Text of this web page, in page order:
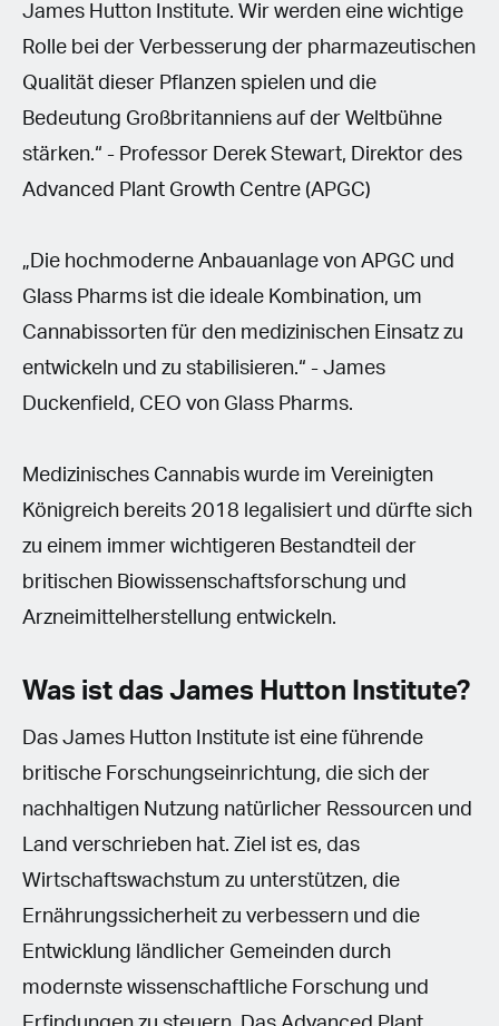
James Hutton Institute. Wir werden eine wichtige
Rolle bei der Verbesserung der pharmazeutischen
Qualität dieser Pflanzen spielen und die
Bedeutung Großbritanniens auf der Weltbühne
stärken.“ - Professor Derek Stewart, Direktor des
Advanced Plant Growth Centre (APGC)
„Die hochmoderne Anbauanlage von APGC und
Glass Pharms ist die ideale Kombination, um
Cannabissorten für den medizinischen Einsatz zu
entwickeln und zu stabilisieren.“ - James
Duckenfield, CEO von Glass Pharms.
Medizinisches Cannabis wurde im Vereinigten
Königreich bereits 2018 legalisiert und dürfte sich
zu einem immer wichtigeren Bestandteil der
britischen Biowissenschaftsforschung und
Arzneimittelherstellung entwickeln.
Was ist das James Hutton Institute?
Das James Hutton Institute ist eine führende
britische Forschungseinrichtung, die sich der
nachhaltigen Nutzung natürlicher Ressourcen und
Land verschrieben hat. Ziel ist es, das
Wirtschaftswachstum zu unterstützen, die
Ernährungssicherheit zu verbessern und die
Entwicklung ländlicher Gemeinden durch
modernste wissenschaftliche Forschung und